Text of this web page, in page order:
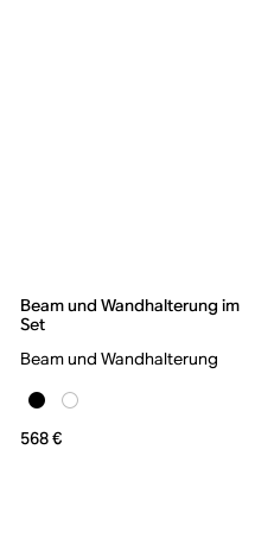
Beam und Wandhalterung im
Set
Beam und Wandhalterung
568 €